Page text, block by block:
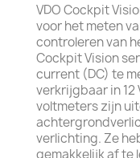
VDO Cockpit
voor het meten
controleren van
Cockpit Vision
current (DC) te
verkrijgbaar in 12
voltmeters zijn
verlichting. Ze
gemakkelijk af te